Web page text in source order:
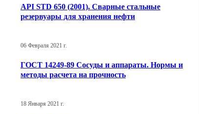
API STD 650 (2001). Сварные стальные
резервуары для хранения нефти
06 Февраля 2021 г.
ГОСТ 14249-89 Сосуды и аппараты. Нормы и
методы расчета на прочность
18 Января 2021 г.